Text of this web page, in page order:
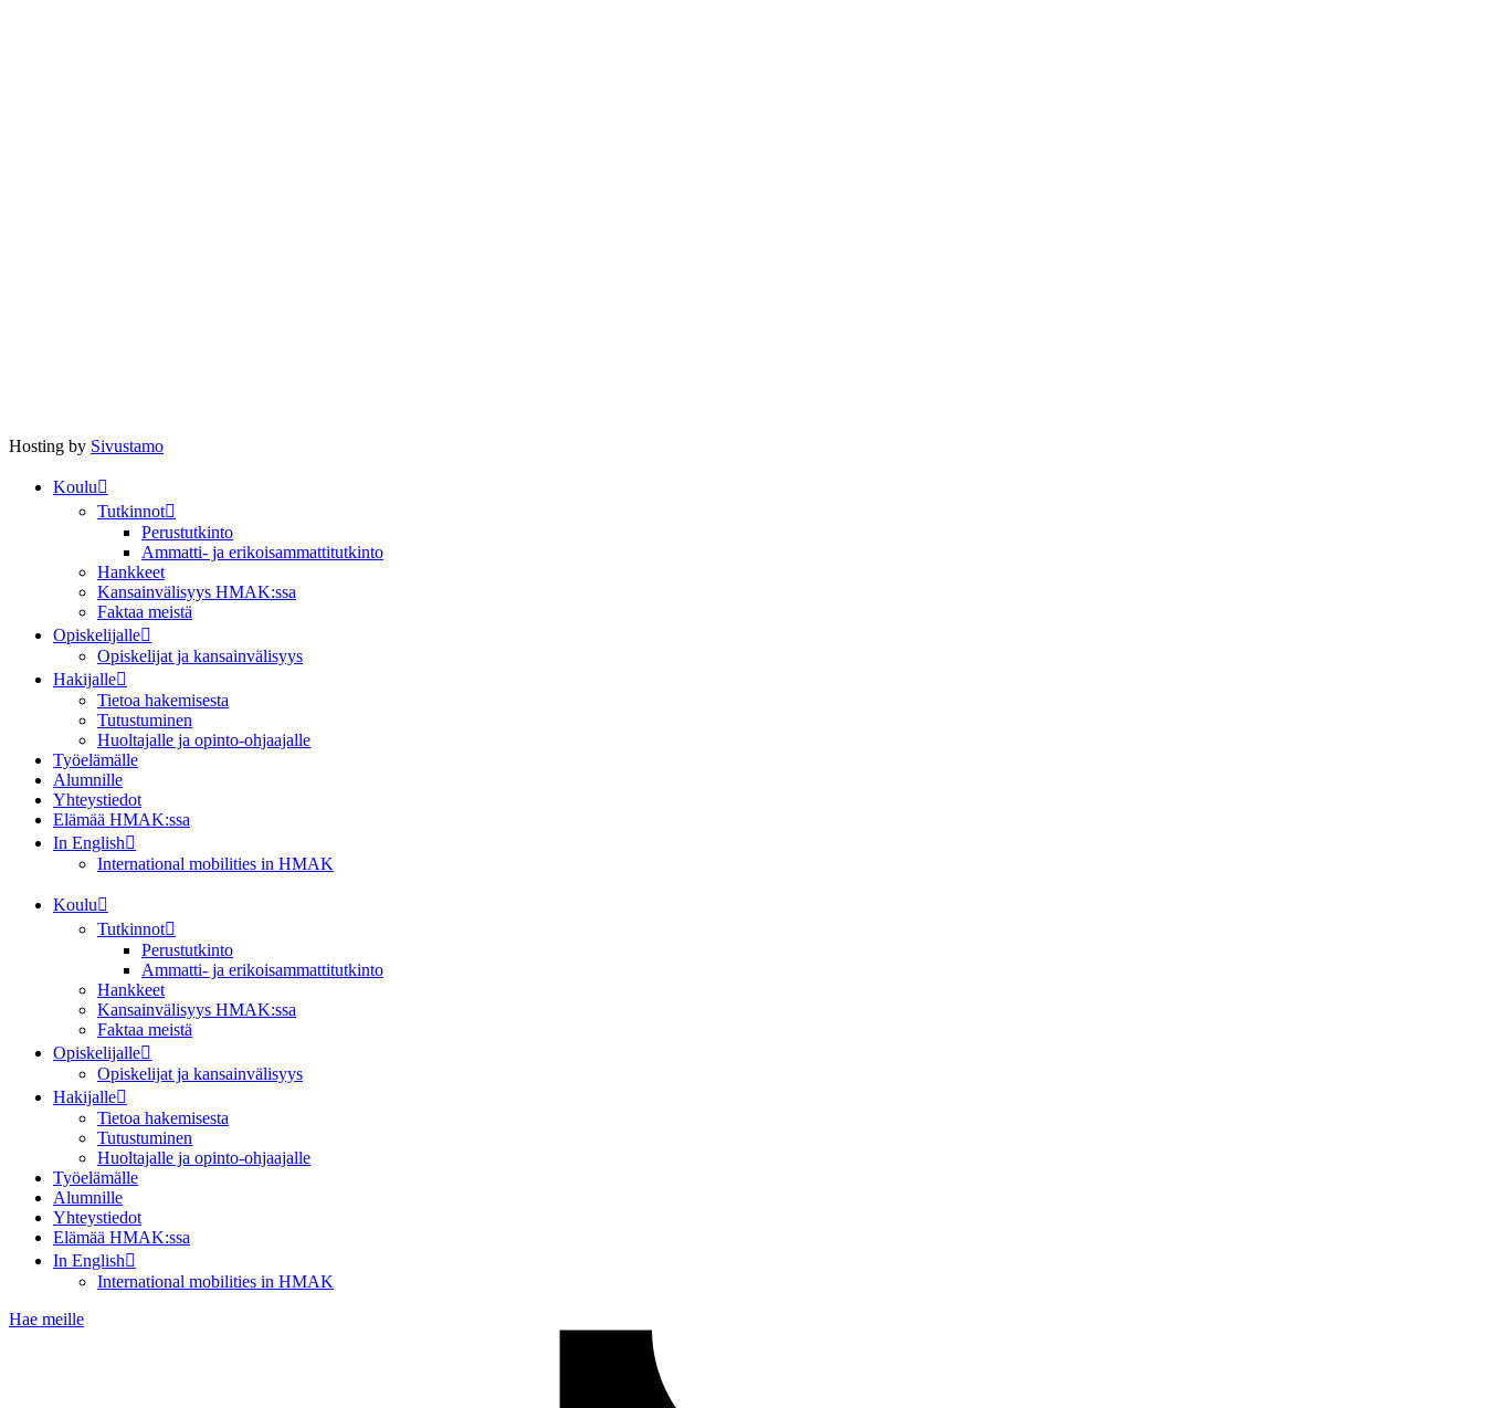
Hosting by Sivustamo
Koulu
Tutkinnot
Perustutkinto
Ammatti- ja erikoisammattitutkinto
Hankkeet
Kansainvälisyys HMAK:ssa
Faktaa meistä
Opiskelijalle
Opiskelijat ja kansainvälisyys
Hakijalle
Tietoa hakemisesta
Tutustuminen
Huoltajalle ja opinto-ohjaajalle
Työelämälle
Alumnille
Yhteystiedot
Elämää HMAK:ssa
In English
International mobilities in HMAK
Koulu
Tutkinnot
Perustutkinto
Ammatti- ja erikoisammattitutkinto
Hankkeet
Kansainvälisyys HMAK:ssa
Faktaa meistä
Opiskelijalle
Opiskelijat ja kansainvälisyys
Hakijalle
Tietoa hakemisesta
Tutustuminen
Huoltajalle ja opinto-ohjaajalle
Työelämälle
Alumnille
Yhteystiedot
Elämää HMAK:ssa
In English
International mobilities in HMAK
Hae meille